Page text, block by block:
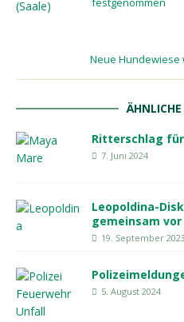
Neue
Ritterschlag
7. Juni 2024
Leopoldina-
gemeinsam
19. September 2023
5. August 2024